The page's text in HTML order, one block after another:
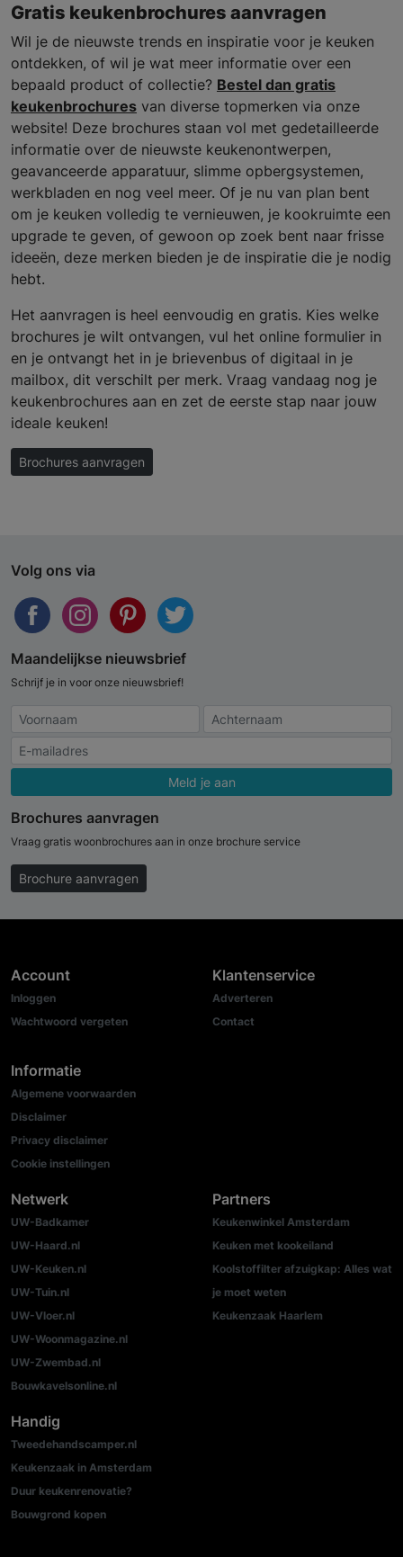
Gratis keukenbrochures aanvragen
Wil je de nieuwste trends en inspiratie voor je keuken
ontdekken, of wil je wat meer informatie over een
bepaald product of collectie? Bestel dan gratis
keukenbrochures van diverse topmerken via onze
website! Deze brochures staan vol met gedetailleerde
informatie over de nieuwste keukenontwerpen,
geavanceerde apparatuur, slimme opbergsystemen,
werkbladen en nog veel meer. Of je nu van plan bent
om je keuken volledig te vernieuwen, je kookruimte een
upgrade te geven, of gewoon op zoek bent naar frisse
ideeën, deze merken bieden je de inspiratie die je nodig
hebt.
Het aanvragen is heel eenvoudig en gratis. Kies welke
brochures je wilt ontvangen, vul het online formulier in
en je ontvangt het in je brievenbus of digitaal in je
mailbox, dit verschilt per merk. Vraag vandaag nog je
keukenbrochures aan en zet de eerste stap naar jouw
ideale keuken!
Brochures aanvragen
Volg ons via
Maandelijkse nieuwsbrief
Schrijf je in voor onze nieuwsbrief!
Meld je aan
Brochures aanvragen
Vraag gratis woonbrochures aan in onze brochure service
Brochure aanvragen
Account
Inloggen
Wachtwoord vergeten
Informatie
Algemene voorwaarden
Disclaimer
Privacy disclaimer
Cookie instellingen
Klantenservice
Adverteren
Contact
Netwerk
UW-Badkamer
UW-Haard.nl
UW-Keuken.nl
UW-Tuin.nl
UW-Vloer.nl
UW-Woonmagazine.nl
UW-Zwembad.nl
Bouwkavelsonline.nl
Partners
Keukenwinkel Amsterdam
Keuken met kookeiland
Koolstoffilter afzuigkap: Alles wat
je moet weten
Keukenzaak Haarlem
Handig
Tweedehandscamper.nl
Keukenzaak in Amsterdam
Duur keukenrenovatie?
Bouwgrond kopen